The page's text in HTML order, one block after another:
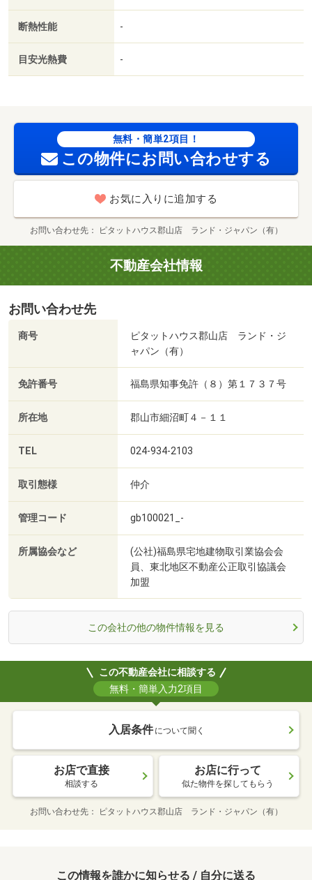
断熱性能 -
目安光熱費 -
無料・簡単2項目！
この物件にお問い合わせする
お気に入りに追加する
お問い合わせ先 ピタットハウス郡山店 ランド・ジャパン（有）
不動産会社情報
お問い合わせ先
商号
ピタットハウス郡山店 ランド・ジ
ャパン（有）
免許番号 福島県知事免許（８）第１７３７号
所在地 郡山市細沼町４－１１
TEL 024-934-2103
取引態様 仲介
管理コード gb100021_-
所属協会など
(公社)福島県宅地建物取引業協会会
員、東北地区不動産公正取引協議会
加盟
この会社の他の物件情報を見る
この不動産会社に相談する
無料・簡単入力2項目
入居条件 について聞く
お店で直接
相談する
お店に行って
似た物件を探してもらう
お問い合わせ先 ピタットハウス郡山店 ランド・ジャパン（有）
この情報を誰かに知らせる / 自分に送る